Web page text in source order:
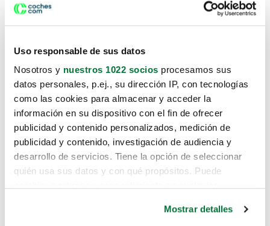
Uso responsable de sus datos
Nosotros y nuestros 1022 socios procesamos sus
datos personales, p.ej., su dirección IP, con tecnologías
como las cookies para almacenar y acceder la
información en su dispositivo con el fin de ofrecer
publicidad y contenido personalizados, medición de
publicidad y contenido, investigación de audiencia y
desarrollo de servicios. Tiene la opción de seleccionar
quién usa sus datos y con qué propósitos. Puede
Mostrar detalles
Lo sentimos, no sabemos como
te hemos traido hasta aquí.
Pero puedes encontrar el coche que estás
buscando en alguno de estos enlaces: